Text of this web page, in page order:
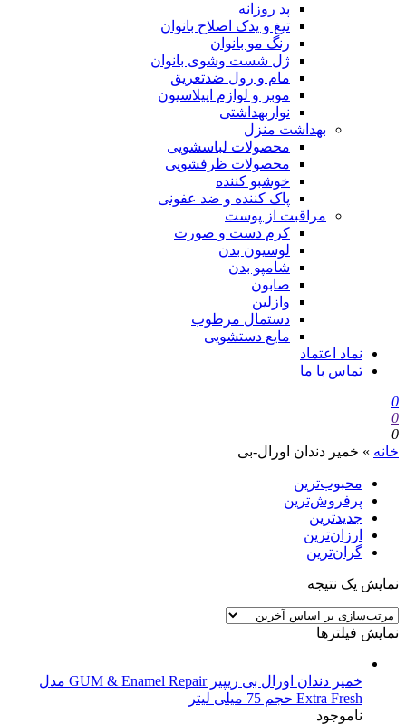
پد روزانه
تیغ و یدک اصلاح بانوان
رنگ مو بانوان
ژل شست وشوی بانوان
مام و رول ضدتعریق
موبر و لوازم اپیلاسیون
نواربهداشتی
بهداشت منزل
محصولات لباسشویی
محصولات ظرفشویی
خوشبو کننده
پاک کننده و ضد عفونی
مراقبت از پوست
کرم دست و صورت
لوسیون بدن
شامپو بدن
صابون
وازلین
دستمال مرطوب
مایع دستشویی
نماد اعتماد
تماس با ما
0
0
0
خانه » خمیر دندان اورال-بی
محبوب‌ترین
پرفروش‌ترین
جدیدترین
ارزان‌ترین
گران‌ترین
نمایش یک نتیجه
نمایش فیلترها
خمیر دندان اورال بی ریپیر GUM & Enamel Repair مدل
Extra Fresh حجم 75 میلی لیتر
ناموجود